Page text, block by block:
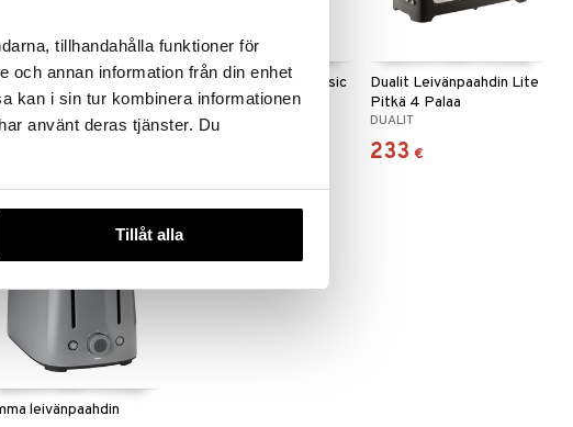
tillhandahålla funktioner för
och annan information från din enhet
kan i sin tur kombinera informationen
använt deras tjänster. Du
Tillåt alla
vaihtoehtona
Leivänpaahdin Dualit Lämpöritilä Classic
DUALIT
Dualit Leivänpaahdin Lite
Pitkä 4 Palaa
DUALIT
233 €
leivänpaahdin
-32%